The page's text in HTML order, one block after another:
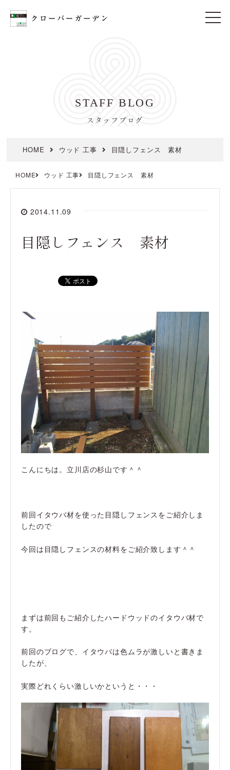
t
STAFF BLOG
スタッフブログ
HOME ウッド 工事 目隠しフェンス 素材
HOME ウッド 工事 目隠しフェンス 素材
2014.11.09
目隠しフェンス 素材
こんにちは。立川店の杉山です＾＾
前回イタウバ材を使った目隠しフェンスをご紹介しま
したので
今回は目隠しフェンスの材料をご紹介致します＾＾
まずは前回もご紹介したハードウッドのイタウバ材で
す。
前回のブログで、イタウバは色ムラが激しいと書きま
したが、
実際どれくらい激しいかというと・・・